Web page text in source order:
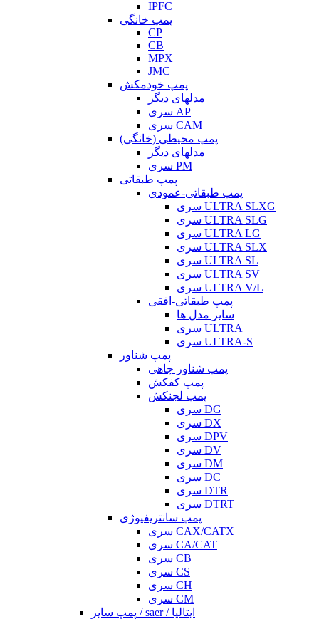
IPFC
پمپ خانگی
CP
CB
MPX
JMC
پمپ خودمکش
مدلهای دیگر
سری AP
سری CAM
پمپ محیطی (خانگی)
مدلهای دیگر
سری PM
پمپ طبقاتی
پمپ طبقاتی-عمودی
سری ULTRA SLXG
سری ULTRA SLG
سری ULTRA LG
سری ULTRA SLX
سری ULTRA SL
سری ULTRA SV
سری ULTRA V/L
پمپ طبقاتی-افقی
سایر مدل ها
سری ULTRA
سری ULTRA-S
پمپ شناور
پمپ شناور چاهی
پمپ کفکش
پمپ لجنکش
سری DG
سری DX
سری DPV
سری DV
سری DM
سری DC
سری DTR
سری DTRT
پمپ سانتریفیوژی
سری CAX/CATX
سری CA/CAT
سری CB
سری CS
سری CH
سری CM
پمپ سایر / saer / ایتالیا